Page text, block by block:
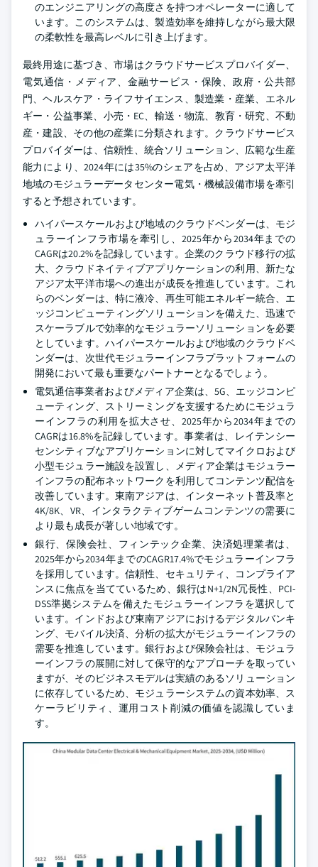
のエンジニアリングの高度さを持つオペレーターに適して
います。このシステムは、製造効率を維持しながら最大限
の柔軟性を最高レベルに引き上げます。
最終用途に基づき、市場はクラウドサービスプロバイダー、
電気通信・メディア、金融サービス・保険、政府・公共部
門、ヘルスケア・ライフサイエンス、製造業・産業、エネル
ギー・公益事業、小売・EC、輸送・物流、教育・研究、不動
産・建設、その他の産業に分類されます。クラウドサービス
プロバイダーは、信頼性、統合ソリューション、広範な生産
能力により、2024年には35%のシェアを占め、アジア太平洋
地域のモジュラーデータセンター電気・機械設備市場を牽引
すると予想されています。
ハイパースケールおよび地域のクラウドベンダーは、モジ
ュラーインフラ市場を牽引し、2025年から2034年までの
CAGRは20.2%を記録しています。企業のクラウド移行の拡
大、クラウドネイティブアプリケーションの利用、新たな
アジア太平洋市場への進出が成長を推進しています。これ
らのベンダーは、特に液冷、再生可能エネルギー統合、エ
ッジコンピューティングソリューションを備えた、迅速で
スケーラブルで効率的なモジュラーソリューションを必要
としています。ハイパースケールおよび地域のクラウドベ
ンダーは、次世代モジュラーインフラプラットフォームの
開発において最も重要なパートナーとなるでしょう。
電気通信事業者およびメディア企業は、5G、エッジコンピ
ューティング、ストリーミングを支援するためにモジュラ
ーインフラの利用を拡大させ、2025年から2034年までの
CAGRは16.8%を記録しています。事業者は、レイテンシー
センシティブなアプリケーションに対してマイクロおよび
小型モジュラー施設を設置し、メディア企業はモジュラー
インフラの配布ネットワークを利用してコンテンツ配信を
改善しています。東南アジアは、インターネット普及率と
4K/8K、VR、インタラクティブゲームコンテンツの需要に
より最も成長が著しい地域です。
銀行、保険会社、フィンテック企業、決済処理業者は、
2025年から2034年までのCAGR17.4%でモジュラーインフラ
を採用しています。信頼性、セキュリティ、コンプライア
ンスに焦点を当てているため、銀行はN+1/2N冗長性、PCI-
DSS準拠システムを備えたモジュラーインフラを選択して
います。インドおよび東南アジアにおけるデジタルバンキ
ング、モバイル決済、分析の拡大がモジュラーインフラの
需要を推進しています。銀行および保険会社は、モジュラ
ーインフラの展開に対して保守的なアプローチを取ってい
ますが、そのビジネスモデルは実績のあるソリューション
に依存しているため、モジュラーシステムの資本効率、ス
ケーラビリティ、運用コスト削減の価値を認識していま
す。